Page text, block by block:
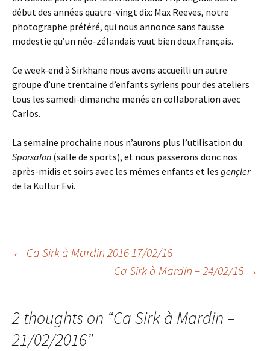
début des années quatre-vingt dix: Max Reeves, notre
photographe préféré, qui nous annonce sans fausse
modestie qu’un néo-zélandais vaut bien deux français.
Ce week-end à Sirkhane nous avons accueilli un autre
groupe d’une trentaine d’enfants syriens pour des ateliers
tous les samedi-dimanche menés en collaboration avec
Carlos.
La semaine prochaine nous n’aurons plus l’utilisation du
Sporsalon (salle de sports), et nous passerons donc nos
après-midis et soirs avec les mêmes enfants et les gençler
de la Kultur Evi.
navigation
← Ca Sirk à Mardin 2016 17/02/16
Ca Sirk à Mardin – 24/02/16 →
2 thoughts on “Ca Sirk à Mardin –
21/02/2016”